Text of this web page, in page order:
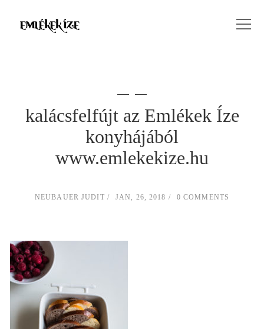
kalácsfelfújt az Emlékek Íze
konyhájából
www.emlekekize.hu
NEUBAUER JUDIT JAN, 26, 2018 0 COMMENTS